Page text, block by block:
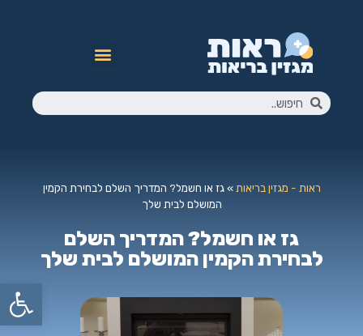
ראות - מגזין בריאות»גז או חשמל? המדריך השלם לבחירת הקמין
המושלם לבית שלך
גז או חשמל? המדריך השלם
לבחירת הקמין המושלם לבית שלך